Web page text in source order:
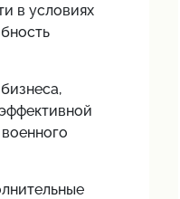
в условиях